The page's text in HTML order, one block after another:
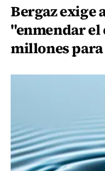
Bergaz exige
"enmendar el
millones para